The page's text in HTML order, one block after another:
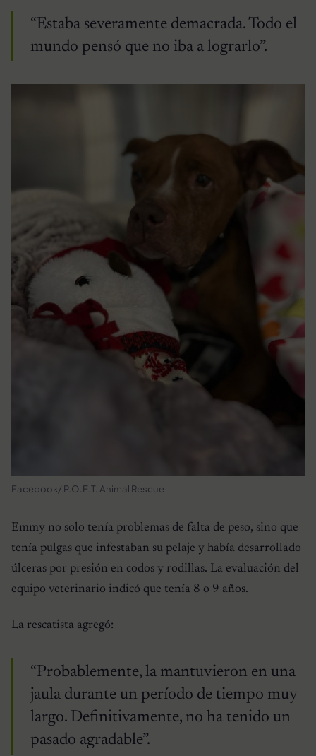
“Estaba severamente demacrada. Todo el
mundo pensó que no iba a lograrlo”.
Facebook/ P.O.E.T. Animal Rescue
Emmy no solo tenía problemas de falta de peso, sino que
tenía pulgas que infestaban su pelaje y había desarrollado
úlceras por presión en codos y rodillas. La evaluación del
equipo veterinario indicó que tenía 8 o 9 años.
La rescatista agregó:
“Probablemente, la mantuvieron en una
jaula durante un período de tiempo muy
largo. Definitivamente, no ha tenido un
pasado agradable”.